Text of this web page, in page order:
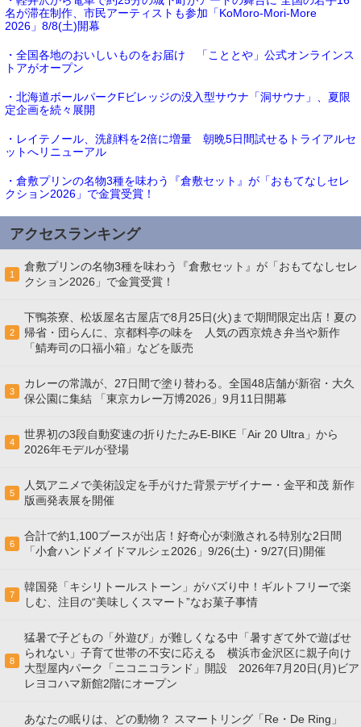
名が滞在制作、市民アーティストも参加「KoMoro-Mori-More
2026」8/8(土)開幕
・全国各地のおいしいものをお届け 「こととや」公式オンラインス
トアがオープン
・北海道ボールパークFビレッジの没入型サウナ「洞サウナ」、夏限
定企画を続々展開
・レイテノール、洗顔料を2倍に増量 朝晩5日間試せるトライアルセ
ットへリニューアル
・倉敷プリンの名物3種を味わう『倉敷セット』が「おもてなしセレ
クション2026」で金賞受賞！
アクセスランキング
1
倉敷プリンの名物3種を味わう『倉敷セット』が「おもてなしセレ
クション2026」で金賞受賞！
2
下鴨茶寮、松坂屋名古屋店で8月25日(火)まで期間限定出店！夏の
帰省・団らんに、京都料亭の味を 人気の西京焼き弁当や新作
「鯖寿司の口福小箱」などを販売
3
カレーの常識が、27日間で塗り替わる。全国48店舗が新宿・大久
保公園に集結 「東京カレー万博2026」9月11日開幕
4
世界初の3段自動変速の折りたたみE-BIKE「Air 20 Ultra」から
2026年モデルが登場
5
人気アニメで美術設定を手がけた背景デザイナー・金平和茂 新作
版画発表展を開催
6
合計で約1,100ブースが出店！好奇心が刺激される特別な2日間
「小倉ハンドメイドマルシェ2026」9/26(土)・9/27(日)開催
7
韓国発「キシリトールストーン」がバズり中！ギルトフリーで楽
しむ、注目の“美味しくスマート”なお菓子事情
8
猛暑で子どもの「外遊び」が難しくなる中「暑すぎて外で遊ばせ
られない」子育て世帯の不安に応える 横浜市金沢区に親子向け
大型屋内パーク「ニコニコランド」開設 2026年7月20日(月)ビア
レヨコハマ新館2階にオープン
あなたの眠りは、どの動物？ スマートリング「Re・De Ring」